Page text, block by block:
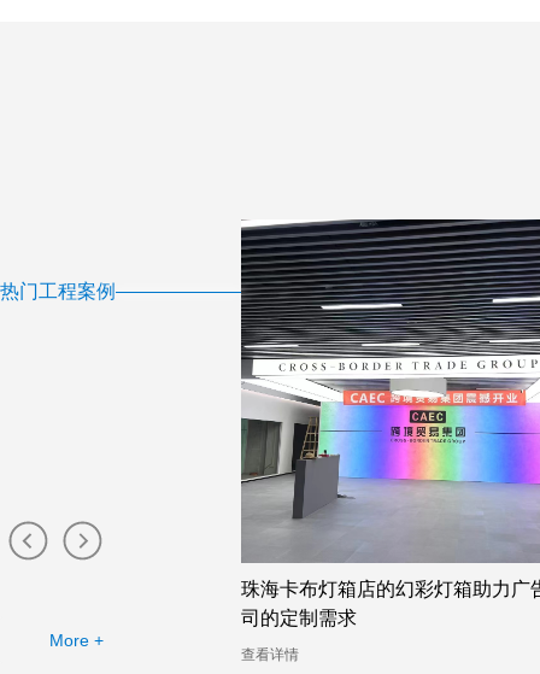
热门工程案例
More +
珠海卡布灯箱店的幻彩灯箱助力广
司的定制需求
查看详情